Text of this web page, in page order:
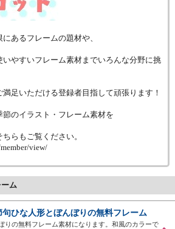
あるフレームの題材や、
やすいフレーム素材までいろんな分野に挑
足いただける登録者目指して頑張ります！
のイラスト・フレーム素材を
らもご覧ください。
view/
ム
句ひな人形とぼんぼりの無料フレーム
りの無料フレーム素材になります。和風のカラーで